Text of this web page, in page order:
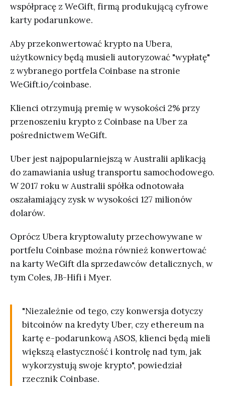
współpracę z WeGift, firmą produkującą cyfrowe
karty podarunkowe.
Aby przekonwertować krypto na Ubera,
użytkownicy będą musieli autoryzować "wypłatę"
z wybranego portfela Coinbase na stronie
WeGift.io/coinbase.
Klienci otrzymują premię w wysokości 2% przy
przenoszeniu krypto z Coinbase na Uber za
pośrednictwem WeGift.
Uber jest najpopularniejszą w Australii aplikacją
do zamawiania usług transportu samochodowego.
W 2017 roku w Australii spółka odnotowała
oszałamiający zysk w wysokości 127 milionów
dolarów.
Oprócz Ubera kryptowaluty przechowywane w
portfelu Coinbase można również konwertować
na karty WeGift dla sprzedawców detalicznych, w
tym Coles, JB-Hifi i Myer.
"Niezależnie od tego, czy konwersja dotyczy
bitcoinów na kredyty Uber, czy ethereum na
kartę e-podarunkową ASOS, klienci będą mieli
większą elastyczność i kontrolę nad tym, jak
wykorzystują swoje krypto", powiedział
rzecznik Coinbase.